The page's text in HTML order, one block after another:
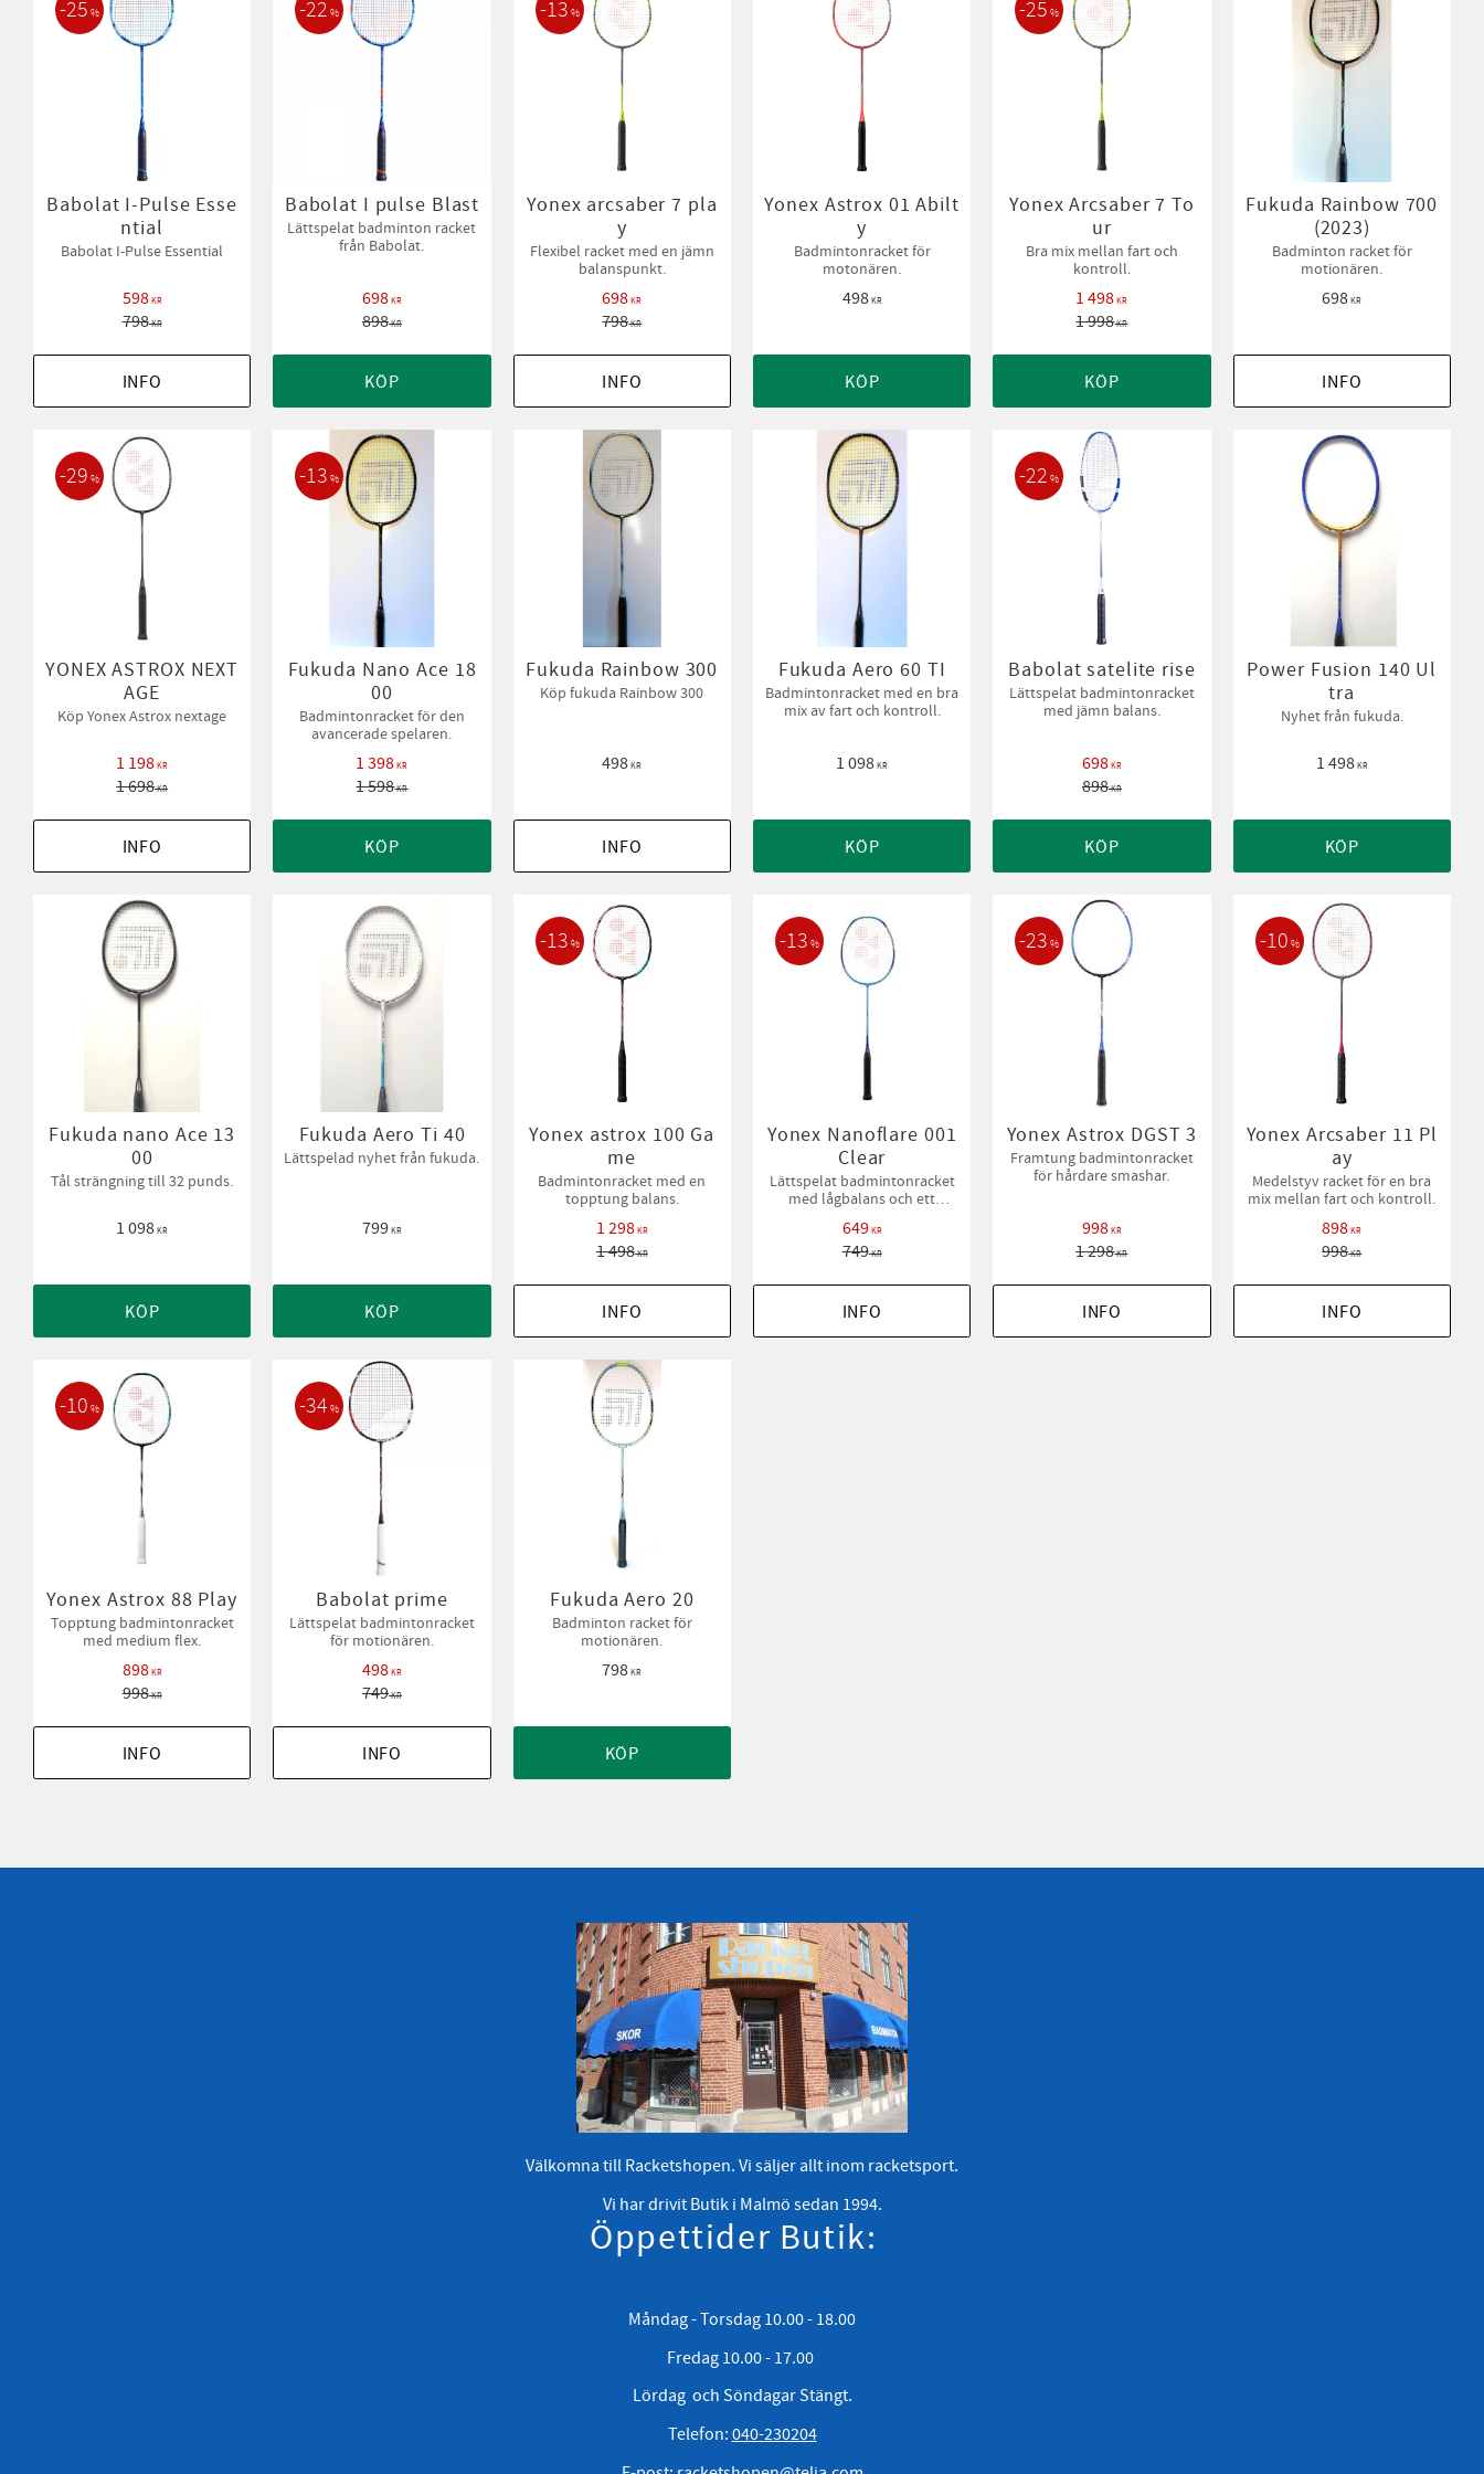
Babolat I-Pulse Esse
ntial
Babolat I-Pulse Essential
598KR
798KR
25 %
INFO
Babolat I pulse Blast
Lättspelat badminton racket
från Babolat.
698KR
898KR
22 %
KÖP
Yonex arcsaber 7 pla
y
Flexibel racket med en jämn
balanspunkt.
698KR
798KR
13 %
INFO
Yonex Astrox 01 Abilt
y
Badmintonracket för
motonären.
498KR
KÖP
Yonex Arcsaber 7 To
ur
Bra mix mellan fart och
kontroll.
1 498KR
1 998KR
25 %
KÖP
Fukuda Rainbow 700
(2023)
Badminton racket för
motionären.
698KR
INFO
YONEX ASTROX NEXT
AGE
Köp Yonex Astrox nextage
1 198KR
1 698KR
29 %
INFO
Fukuda Nano Ace 18
00
Badmintonracket för den
avancerade spelaren.
1 398KR
1 598KR
13 %
KÖP
Fukuda Rainbow 300
Köp fukuda Rainbow 300
498KR
INFO
Fukuda Aero 60 TI
Badmintonracket med en bra
mix av fart och kontroll.
1 098KR
KÖP
Babolat satelite rise
Lättspelat badmintonracket
med jämn balans.
698KR
898KR
22 %
KÖP
Power Fusion 140 Ul
tra
Nyhet från fukuda.
1 498KR
KÖP
Fukuda nano Ace 13
00
Tål strängning till 32 punds.
1 098KR
KÖP
Fukuda Aero Ti 40
Lättspelad nyhet från fukuda.
799KR
KÖP
Yonex astrox 100 Ga
me
Badmintonracket med en
topptung balans.
1 298KR
1 498KR
13 %
INFO
Yonex Nanoflare 001
Clear
Lättspelat badmintonracket
med lågbalans och ett
649KR
749KR
13 %
INFO
Yonex Astrox DGST 3
Framtung badmintonracket
för hårdare smashar.
998KR
1 298KR
23 %
INFO
Yonex Arcsaber 11 Pl
ay
Medelstyv racket för en bra
mix mellan fart och kontroll.
898KR
998KR
10 %
INFO
Yonex Astrox 88 Play
Topptung badmintonracket
med medium flex.
898KR
998KR
10 %
INFO
Babolat prime
Lättspelat badmintonracket
för motionären.
498KR
749KR
34 %
INFO
Fukuda Aero 20
Badminton racket för
motionären.
798KR
KÖP
Välkomna till Racketshopen. Vi säljer allt inom racketsport.
Vi har drivit Butik i Malmö sedan 1994.
Öppettider Butik:
Måndag - Torsdag 10.00 - 18.00
Fredag 10.00 - 17.00
Lördag och Söndagar Stängt.
Telefon: 040-230204